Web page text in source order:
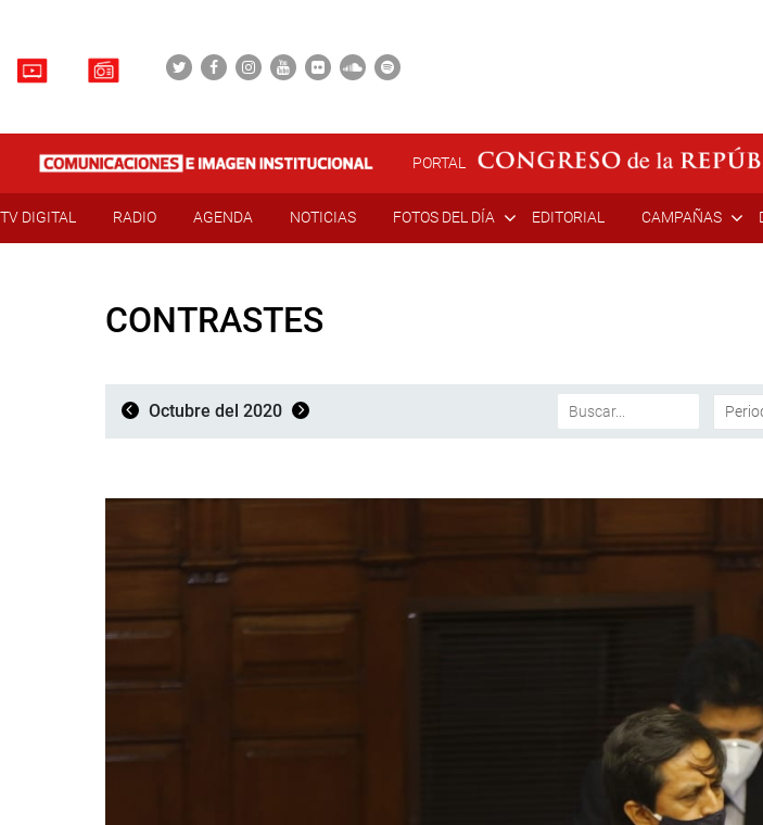
PORTAL
TV DIGITAL RADIO AGENDA NOTICIAS FOTOS DEL DÍA EDITORIAL CAMPAÑAS
CONTRASTES
Octubre del 2020